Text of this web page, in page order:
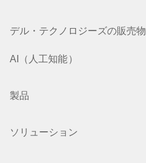
デル・テクノロジーズの販売物
AI（人工知能）
製品
ソリューション